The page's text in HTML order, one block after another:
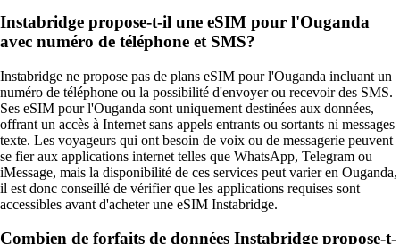
Instabridge propose-t-il une eSIM pour l'Ouganda
avec numéro de téléphone et SMS?
Instabridge ne propose pas de plans eSIM pour l'Ouganda incluant un
numéro de téléphone ou la possibilité d'envoyer ou recevoir des SMS.
Ses eSIM pour l'Ouganda sont uniquement destinées aux données,
offrant un accès à Internet sans appels entrants ou sortants ni messages
texte. Les voyageurs qui ont besoin de voix ou de messagerie peuvent
se fier aux applications internet telles que WhatsApp, Telegram ou
iMessage, mais la disponibilité de ces services peut varier en Ouganda,
il est donc conseillé de vérifier que les applications requises sont
accessibles avant d'acheter une eSIM Instabridge.
Combien de forfaits de données Instabridge propose-t-